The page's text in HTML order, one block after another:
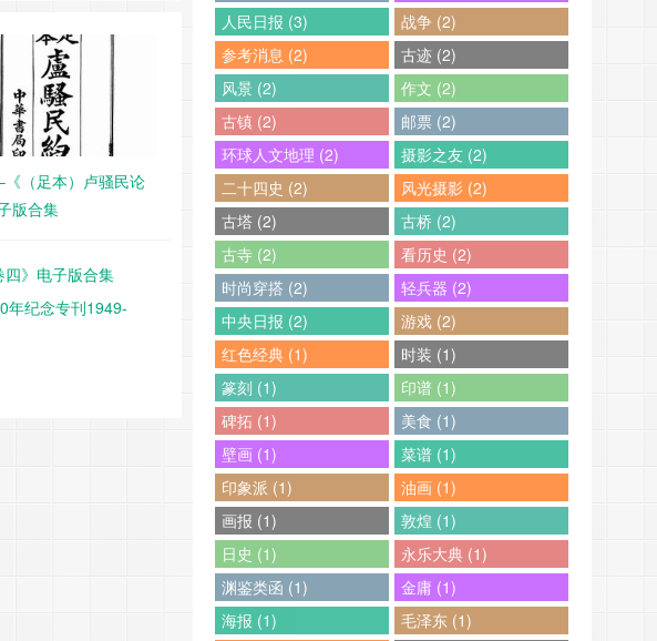
《（足本）卢骚民论
版合集
》电子版合集
年纪念专刊1949-
人民日报 (3)
战争 (2)
参考消息 (2)
古迹 (2)
风景 (2)
作文 (2)
古镇 (2)
邮票 (2)
环球人文地理 (2)
摄影之友 (2)
二十四史 (2)
风光摄影 (2)
古塔 (2)
古桥 (2)
古寺 (2)
看历史 (2)
时尚穿搭 (2)
轻兵器 (2)
中央日报 (2)
游戏 (2)
红色经典 (1)
时装 (1)
篆刻 (1)
印谱 (1)
碑拓 (1)
美食 (1)
壁画 (1)
菜谱 (1)
印象派 (1)
油画 (1)
画报 (1)
敦煌 (1)
日史 (1)
永乐大典 (1)
渊鉴类函 (1)
金庸 (1)
海报 (1)
毛泽东 (1)